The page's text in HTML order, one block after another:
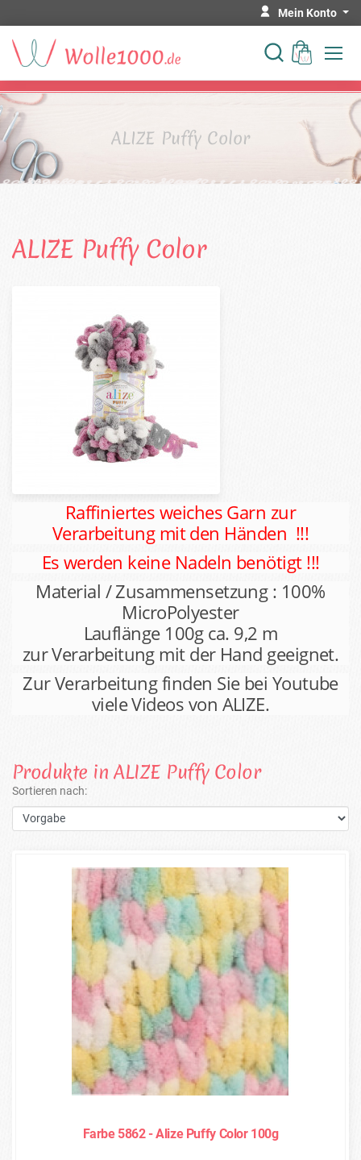
Mein Konto
ALIZE Puffy Color
ALIZE Puffy Color
Raffiniertes weiches Garn zur
Verarbeitung mit den Händen !!!
Es werden keine Nadeln benötigt !!!
Material / Zusammensetzung : 100%
MicroPolyester
Lauflänge 100g ca. 9,2 m
zur Verarbeitung mit der Hand geeignet.
Zur Verarbeitung finden Sie bei Youtube
viele Videos von ALIZE.
Produkte in ALIZE Puffy Color
Sortieren nach:
Farbe 5862 - Alize Puffy Color 100g